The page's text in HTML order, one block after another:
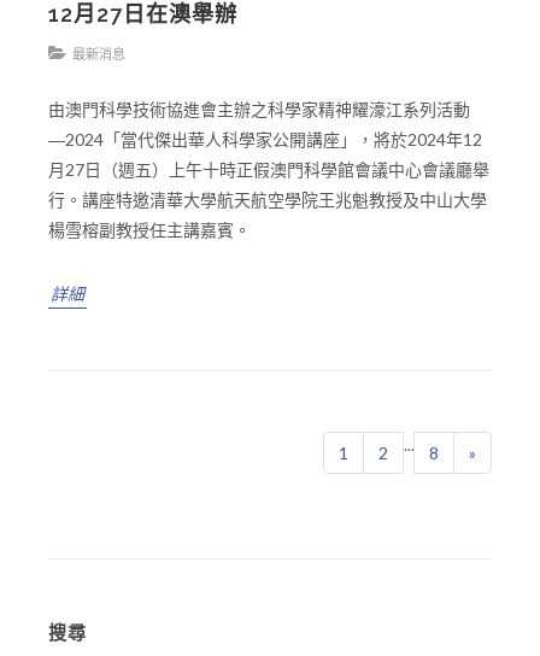
12月27日在澳舉辦
最新消息
由澳門科學技術協進會主辦之科學家精神耀濠江系列活動
―2024「當代傑出華人科學家公開講座」，將於2024年12
月27日（週五）上午十時正假澳門科學館會議中心會議廳舉
行。講座特邀清華大學航天航空學院王兆魁教授及中山大學
楊雪榕副教授任主講嘉賓。
詳細
1 2 ... 8 »
搜尋